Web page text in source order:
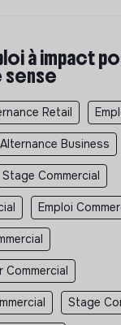
à impact
sense
Retail
Alternance Business
Stage Commercial
Emploi
Commercial
Stage